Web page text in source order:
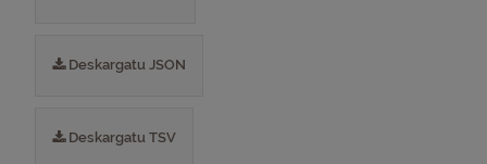
Deskargatu JSON
Deskargatu TSV